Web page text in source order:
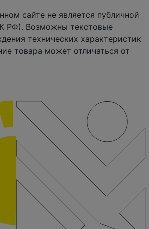
сайте не является публичной
РФ). Возможны текстовые
технических характеристик
товара может отличаться от